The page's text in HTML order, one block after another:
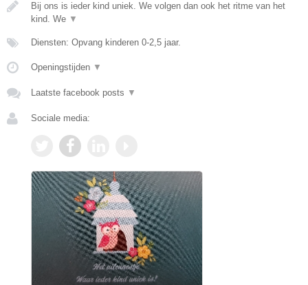
Bij ons is ieder kind uniek. We volgen dan ook het ritme van het
kind. We ▼
Diensten: Opvang kinderen 0-2,5 jaar.
Openingstijden ▼
Laatste facebook posts ▼
Sociale media: